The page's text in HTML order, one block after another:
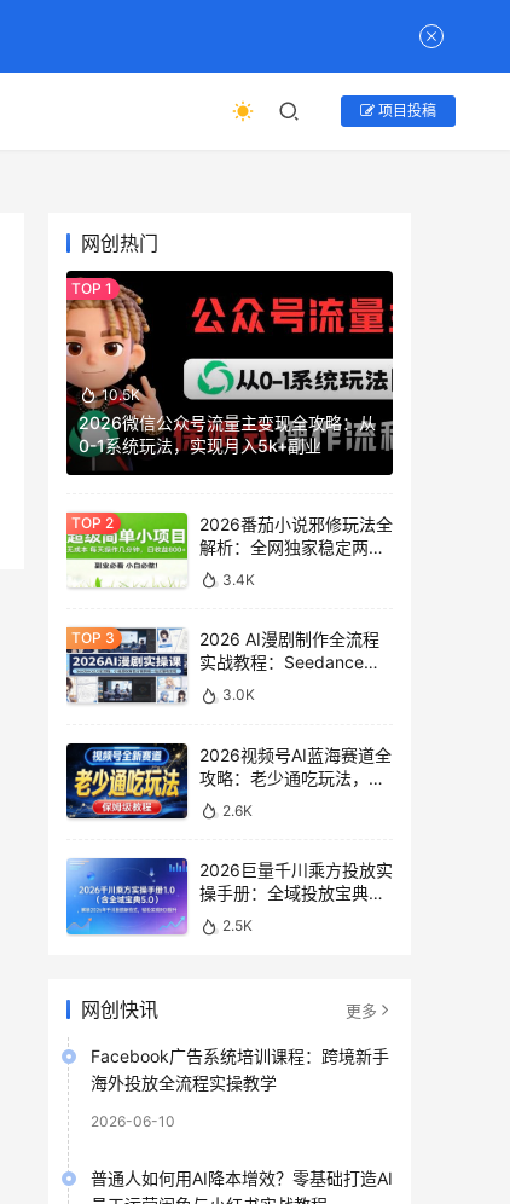
项目投稿
网创热门
10.5K
2026微信公众号流量主变现全攻略：从
0-1系统玩法，实现月入5k+副业
2026番茄小说邪修玩法全
解析：全网独家稳定两年
老项目，助你日赚
500+稿费收益
3.4K
2026 AI漫剧制作全流程
实战教程：Seedance
2.0即梦视频生成与小说
授权教学
3.0K
2026视频号AI蓝海赛道全
攻略：老少通吃玩法，零
基础保姆级副业增收教程
2.6K
2026巨量千川乘方投放实
操手册：全域投放宝典
5.0深度解析ROI提升方案
2.5K
网创快讯 更多
Facebook广告系统培训课程：跨境新手
海外投放全流程实操教学
2026-06-10
普通人如何用AI降本增效？零基础打造AI